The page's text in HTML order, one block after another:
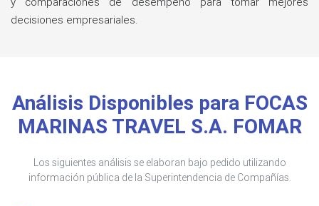
decisiones empresariales.
Análisis Disponibles para FOCAS
MARINAS TRAVEL S.A. FOMAR
Los siguientes análisis se elaboran bajo pedido utilizando
información pública de la Superintendencia de Compañías.